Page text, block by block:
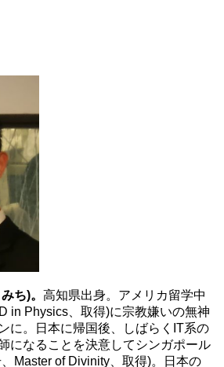
ち)。 高知県出身。アメリカ留学中
in Physics、取得)に宗教嫌いの無神
に。日本に帰国後、しばらくIT系の
になることを決意してシンガポール
Master of Divinity、取得)。日本の